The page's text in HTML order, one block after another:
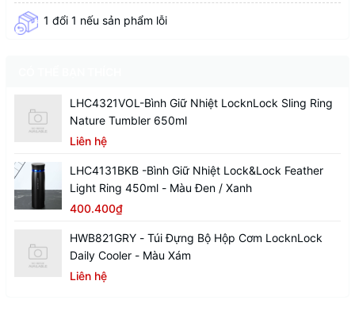
1 đổi 1 nếu sản phẩm lỗi
LHC4321VOL-Bình Giữ Nhiệt LocknLock Sling Ring
Nature Tumbler 650ml
Liên hệ
LHC4131BKB -Bình Giữ Nhiệt Lock&Lock Feather
Light Ring 450ml - Màu Đen / Xanh
400.400₫
HWB821GRY - Túi Đựng Bộ Hộp Cơm LocknLock
Daily Cooler - Màu Xám
Liên hệ